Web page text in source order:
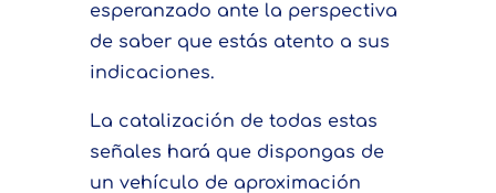
esperanzado ante la perspectiva
de saber que estás atento a sus
indicaciones.
La catalización de todas estas
señales hará que dispongas de
un vehículo de aproximación